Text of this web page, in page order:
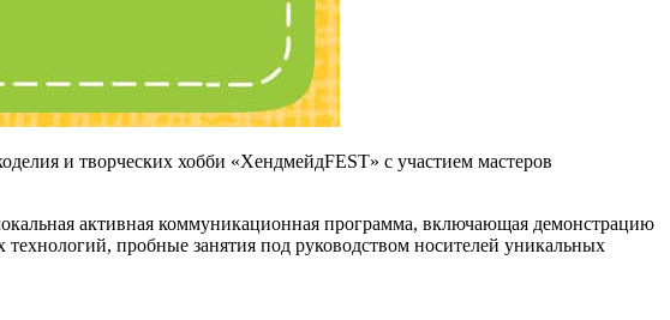
и творческих хобби «ХендмейдFEST» с участием мастеров
активная коммуникационная программа, включающая демонстрацию
пробные занятия под руководством носителей уникальных